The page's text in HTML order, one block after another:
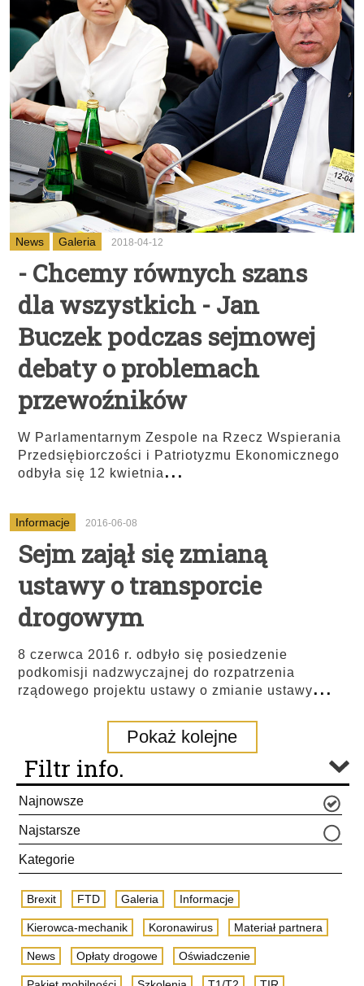
News Galeria 2018-04-12
- Chcemy równych szans
dla wszystkich - Jan
Buczek podczas sejmowej
debaty o problemach
przewoźników
W Parlamentarnym Zespole na Rzecz Wspierania
Przedsiębiorczości i Patriotyzmu Ekonomicznego
odbyła się 12 kwietnia...
Informacje 2016-06-08
Sejm zajął się zmianą
ustawy o transporcie
drogowym
8 czerwca 2016 r. odbyło się posiedzenie
podkomisji nadzwyczajnej do rozpatrzenia
rządowego projektu ustawy o zmianie ustawy...
Pokaż kolejne
Filtr info.
Najnowsze
Najstarsze
Kategorie
Brexit FTD Galeria Informacje
Kierowca-mechanik Koronawirus Materiał partnera
News Opłaty drogowe Oświadczenie